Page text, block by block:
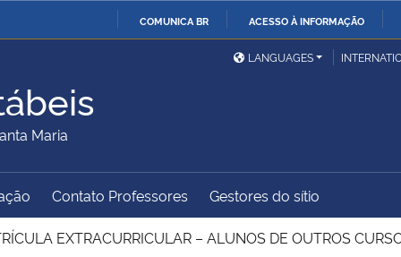
COMUNICA BR ACESSO À INFORMAÇÃO
Ministério da Defesa
Ministério das Relações
Exteriores
Ministério da Cidadania
Ministério do
Desenvolvimento Regional
Controladoria-Geral da
União
LANGUAGES
Maria
Contato Professores Gestores do sítio
EXTRACURRICULAR – ALUNOS DE OUTROS